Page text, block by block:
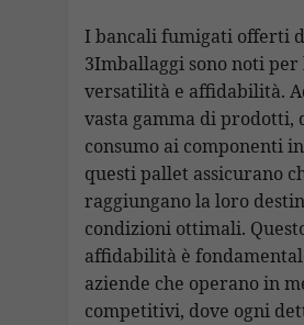
I bancali fumigati offerti
3Imballaggi sono noti
versatilità e affidabilità.
vasta gamma di prodotti,
consumo ai componenti
questi pallet assicurano
raggiungano la loro
condizioni ottimali.
affidabilità è
aziende che operano in
competitivi, dove ogni